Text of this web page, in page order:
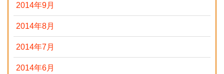
2014年9月
2014年8月
2014年7月
2014年6月